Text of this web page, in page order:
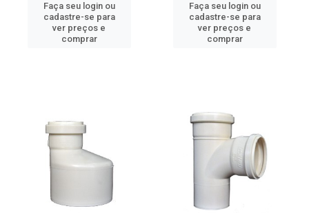
Faça seu login ou
cadastre-se para
ver preços e
comprar
Faça seu login ou
cadastre-se para
ver preços e
comprar